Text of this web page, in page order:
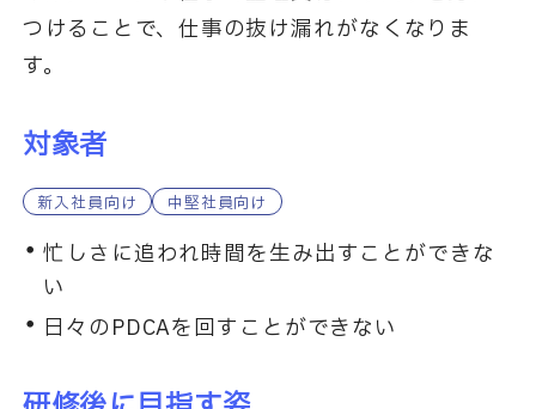
つけることで、仕事の抜け漏れがなくなりま
す。
対象者
新入社員向け 中堅社員向け
忙しさに追われ時間を生み出すことができな
い
日々のPDCAを回すことができない